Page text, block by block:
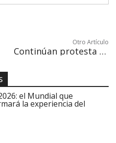
Otro Artículo
Continúan protesta tras feminicidio de Mara a manos de chofer de Cabify
el Mundial que
la experiencia del